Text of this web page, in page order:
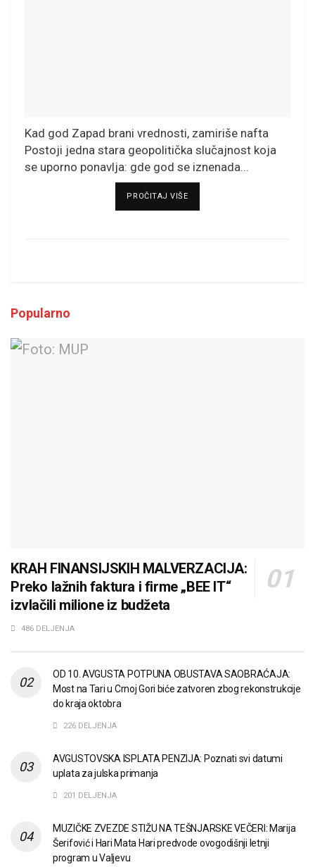
Kad god Zapad brani vrednosti, zamiriše nafta
Postoji jedna stara geopolitička slučajnost koja
se uporno ponavlja: gde god se iznenada...
PROČITAJ VIŠEDETAILS
Popularno
KRAH FINANSIJSKIH MALVERZACIJA:
Preko lažnih faktura i firme „BEE IT“
izvlačili milione iz budžeta
486 DELJENJA
OD 10. AVGUSTA POTPUNA OBUSTAVA SAOBRAĆAJA:
Most na Tari u Crnoj Gori biće zatvoren zbog rekonstrukcije
do kraja oktobra
226 DELJENJA
AVGUSTOVSKA ISPLATA PENZIJA: Poznati svi datumi
uplata za julska primanja
201 DELJENJA
MUZIČKE ZVEZDE STIŽU NA TEŠNJARSKE VEČERI: Marija
Šerifović i Hari Mata Hari predvode ovogodišnji letnji
program u Valjevu